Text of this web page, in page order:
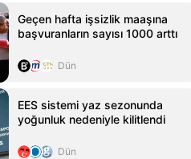
Geçen hafta işsizlik maaşına
başvuranların sayısı 1000 arttı
Dün
EES sistemi yaz sezonunda
yoğunluk nedeniyle kilitlendi
Dün